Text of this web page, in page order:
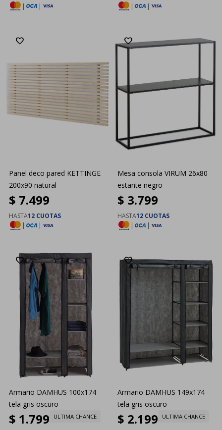
|
|
|
|
Panel deco pared KETTINGE
200x90 natural
$ 7.499
HASTA12 CUOTAS
|
|
Mesa consola VIRUM 26x80
estante negro
$ 3.799
HASTA12 CUOTAS
|
|
Armario DAMHUS 100x174
tela gris oscuro
$ 1.799 ULTIMA CHANCE
Armario DAMHUS 149x174
tela gris oscuro
$ 2.199 ULTIMA CHANCE